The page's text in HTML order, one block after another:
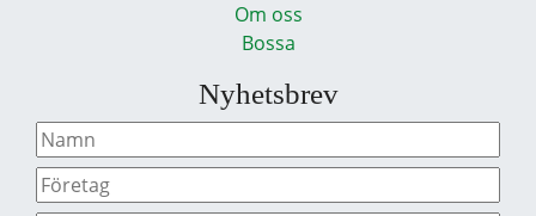
Om oss
Bossa
Nyhetsbrev